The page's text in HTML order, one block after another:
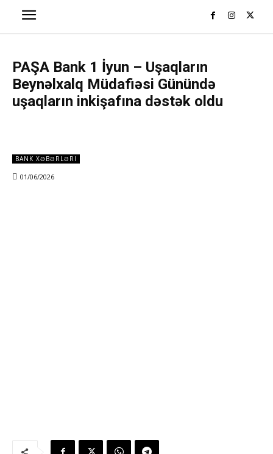
PAŞA Bank 1 İyun – Uşaqların
Beynəlxalq Müdafiəsi Günündə
uşaqların inkişafına dəstək oldu
BANK XƏBƏRLƏRI
01/06/2026